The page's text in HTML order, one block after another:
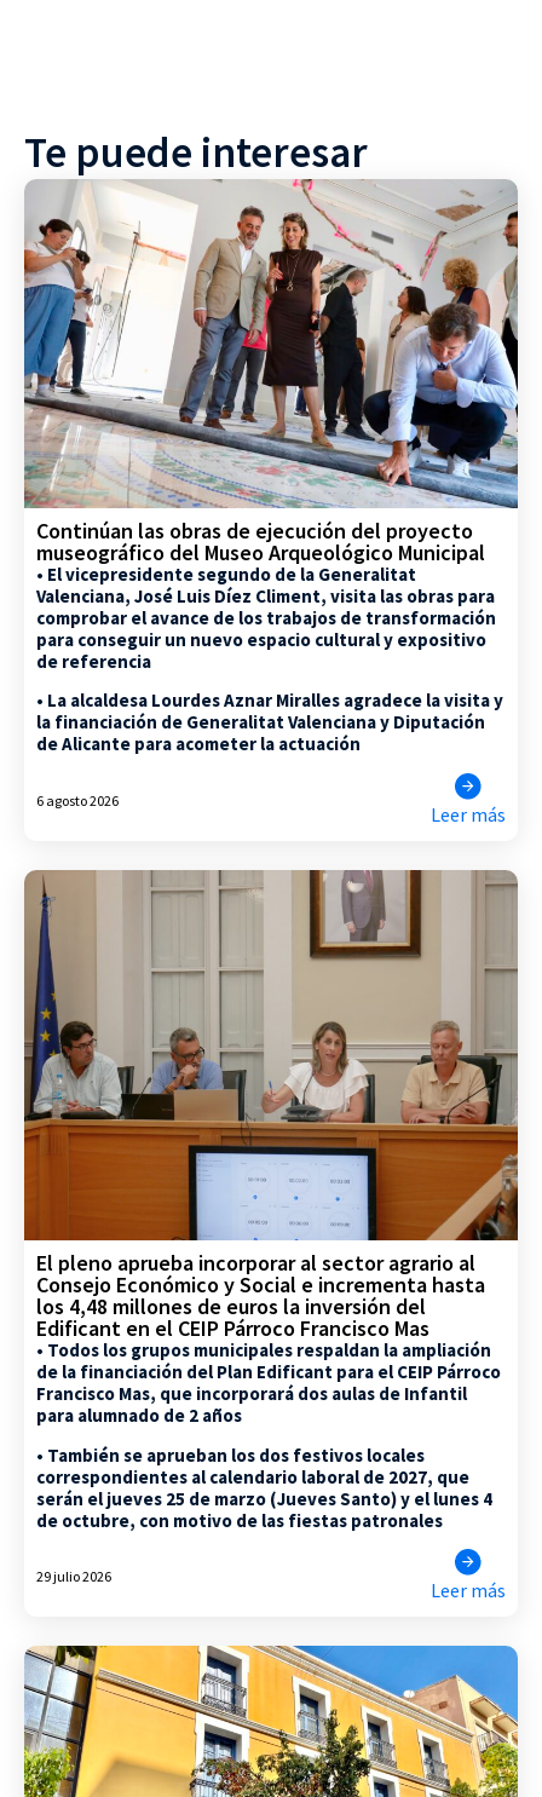
Te puede interesar
Continúan las obras de ejecución del proyecto
museográfico del Museo Arqueológico Municipal
• El vicepresidente segundo de la Generalitat
Valenciana, José Luis Díez Climent, visita las obras para
comprobar el avance de los trabajos de transformación
para conseguir un nuevo espacio cultural y expositivo
de referencia
• La alcaldesa Lourdes Aznar Miralles agradece la visita y
la financiación de Generalitat Valenciana y Diputación
de Alicante para acometer la actuación
6 agosto 2026
Leer más
El pleno aprueba incorporar al sector agrario al
Consejo Económico y Social e incrementa hasta
los 4,48 millones de euros la inversión del
Edificant en el CEIP Párroco Francisco Mas
• Todos los grupos municipales respaldan la ampliación
de la financiación del Plan Edificant para el CEIP Párroco
Francisco Mas, que incorporará dos aulas de Infantil
para alumnado de 2 años
• También se aprueban los dos festivos locales
correspondientes al calendario laboral de 2027, que
serán el jueves 25 de marzo (Jueves Santo) y el lunes 4
de octubre, con motivo de las fiestas patronales
29 julio 2026
Leer más